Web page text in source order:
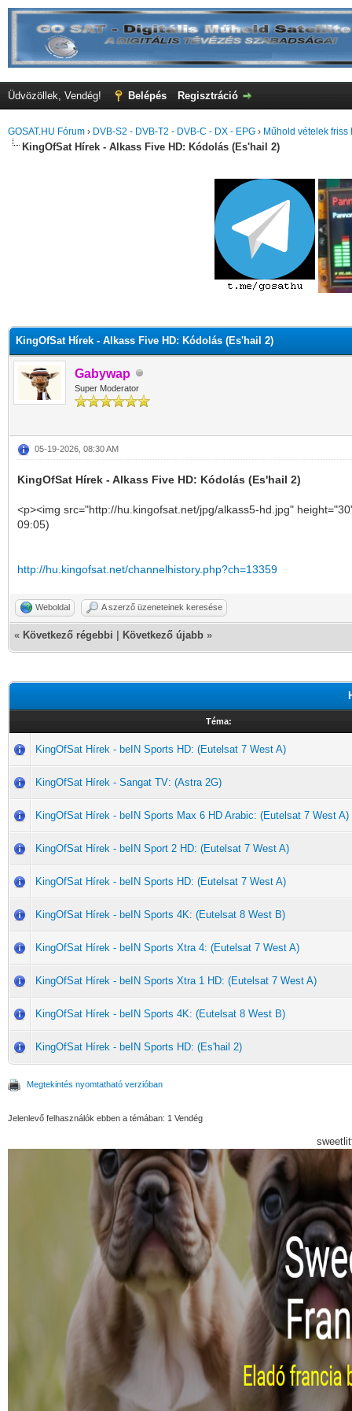
Üdvözöllek, Vendég! Belépés Regisztráció
GOSAT.HU Fórum › DVB-S2 - DVB-T2 - DVB-C - DX - EPG › Műhold vételek friss
KingOfSat Hírek - Alkass Five HD: Kódolás (Es'hail 2)
KingOfSat Hírek - Alkass Five HD: Kódolás (Es'hail 2)
Gabywap
Super Moderator
05-19-2026, 08:30 AM
KingOfSat Hírek - Alkass Five HD: Kódolás (Es'hail 2)
<p><img src="http://hu.kingofsat.net/jpg/alkass5-hd.jpg"
09:05)
http://hu.kingofsat.net/channelhistory.php?ch=13359
Weboldal A szerző üzeneteinek keresése
« Következő régebbi Következő újabb »
Téma:
KingOfSat Hírek - beIN Sports HD: (Eutelsat 7 West A)
KingOfSat Hírek - Sangat TV: (Astra 2G)
KingOfSat Hírek - beIN Sports Max 6 HD Arabic: (Eutelsat 7 West A)
KingOfSat Hírek - beIN Sport 2 HD: (Eutelsat 7 West A)
KingOfSat Hírek - beIN Sports HD: (Eutelsat 7 West A)
KingOfSat Hírek - beIN Sports 4K: (Eutelsat 8 West B)
KingOfSat Hírek - beIN Sports Xtra 4: (Eutelsat 7 West A)
KingOfSat Hírek - beIN Sports Xtra 1 HD: (Eutelsat 7 West A)
KingOfSat Hírek - beIN Sports 4K: (Eutelsat 8 West B)
KingOfSat Hírek - beIN Sports HD: (Es'hail 2)
Megtekintés nyomtatható verzióban
Jelenlevő felhasználók ebben a témában: 1 Vendég